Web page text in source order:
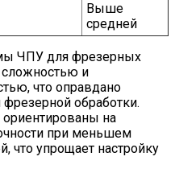
Выше
средней
ЧПУ для фрезерных
сложностью и
что оправдано
обработки.
на
при меньшем
что упрощает настройку